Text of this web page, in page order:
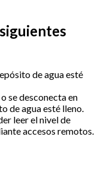
de agua esté
se desconecta en
de agua esté lleno.
leer el nivel de
accesos remotos.